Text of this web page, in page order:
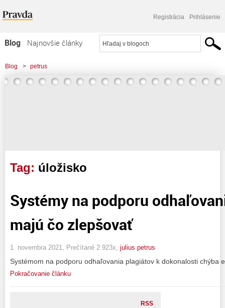
Registrácia Prihlásenie
Blog
Najnovšie články
Najčítanejšie články
Najkomentovanejšie články
Blog > petrus
> Systémy na podporu odhaľovania plagiátov majú čo zlepšovať
Tag: úložisko
Systémy na podporu
majú čo zlepšovať
1. novembra 2021, Prečítané 2 923x, julius petrus
Systémom na podporu odhaľovania plagiátov k dokonalosti chýba
Pokračovanie článku
RSS